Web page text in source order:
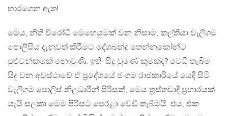
භාරගෙන ඇත!
මෙය, නීති විරෝධී මෙහෙයුමක් වන නිසාම, කල්තියා වැලිගම
පොලීසිය දැනුවත් කිරීමට දේශබන්දු තෙන්නකෝන්ට
පුළුවන්කමක් නොවුණි. ඉතිං සිදු වුණේ කුමක්ද? වෙඩි තැබීම
සිදු වන අවස්ථාවේ ඒ ප්‍රදේශයේ ජංගම රාජකාරියේ යෙදී සිටි
වැලිගම පොලිස් නිලධාරීන් පිරිසක්, මෙය ත්‍රස්තවාදී ප්‍රහාරයක්
යැයි සලකා මෙම පිරිසට පෙරළා වෙඩි තැබීමයි. එය, එක